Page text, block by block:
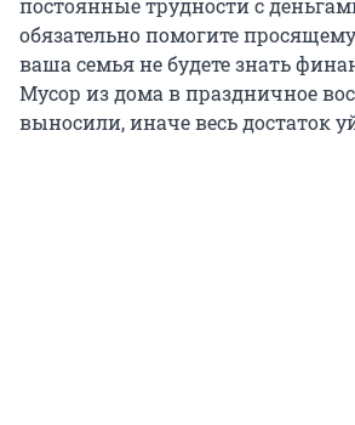
постоянные трудности с
обязательно помогите
ваша семья не будете знать
Мусор из дома в праздничное
выносили, иначе весь достаток